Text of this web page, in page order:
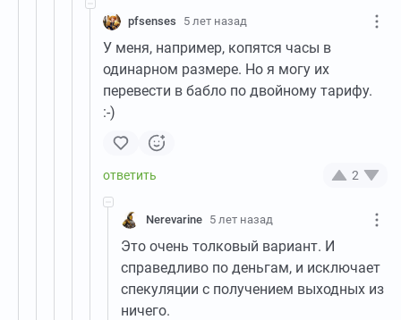
pfsenses 5 лет назад
У меня, например, копятся часы в
одинарном размере. Но я могу их
перевести в бабло по двойному тарифу.
:-)
2
Nerevarine 5 лет назад
Это очень толковый вариант. И
справедливо по деньгам, и исключает
спекуляции с получением выходных из
ничего.